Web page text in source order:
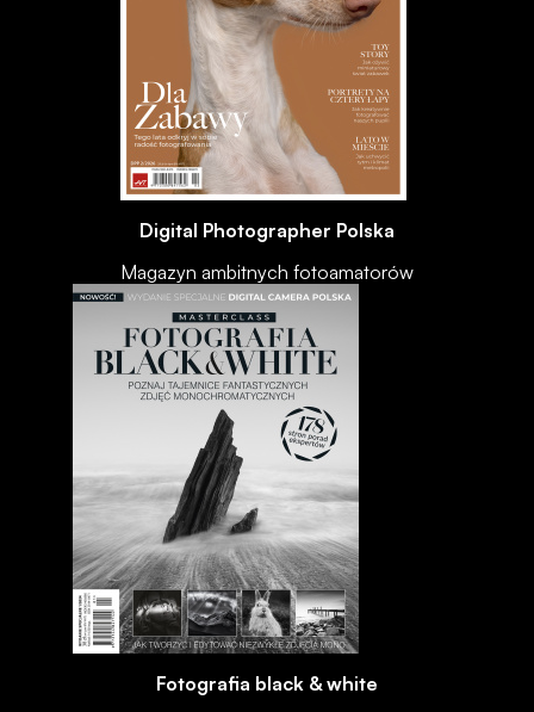
Digital Photographer Polska
Magazyn ambitnych fotoamatorów
Fotografia black & white